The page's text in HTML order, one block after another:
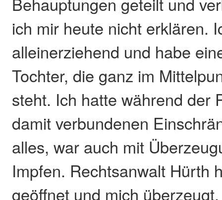
ich mir heute nicht erklären.
alleinerziehend und habe
Tochter, die ganz im
steht. Ich hatte während der
damit verbundenen
alles, war auch mit
Impfen. Rechtsanwalt Hürth
geöffnet und mich